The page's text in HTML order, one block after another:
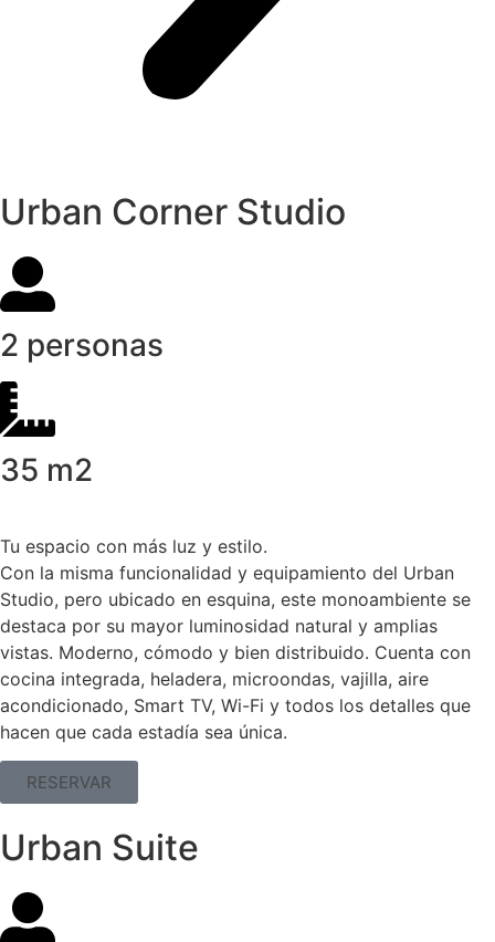
Urban Corner Studio
2 personas
35 m2
Tu espacio con más luz y estilo.
Con la misma funcionalidad y equipamiento del Urban
Studio, pero ubicado en esquina, este monoambiente se
destaca por su mayor luminosidad natural y amplias
vistas. Moderno, cómodo y bien distribuido. Cuenta con
cocina integrada, heladera, microondas, vajilla, aire
acondicionado, Smart TV, Wi-Fi y todos los detalles que
hacen que cada estadía sea única.
RESERVAR
Urban Suite